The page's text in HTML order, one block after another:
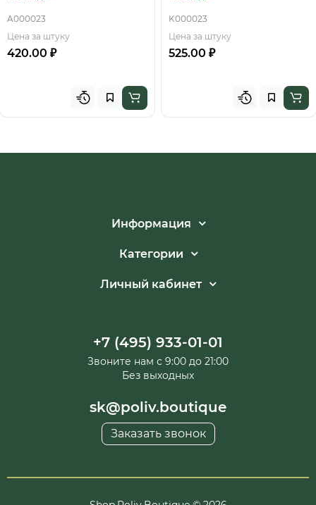
A000023
Цена за штуку
420.00 ₽
K000023
Цена за штуку
525.00 ₽
Информация
Категории
Личный кабинет
+7 (495) 933-01-01
Звоните нам с 9:00 до 21:00
Без выходных
sk@poliv.boutique
Заказать звонок